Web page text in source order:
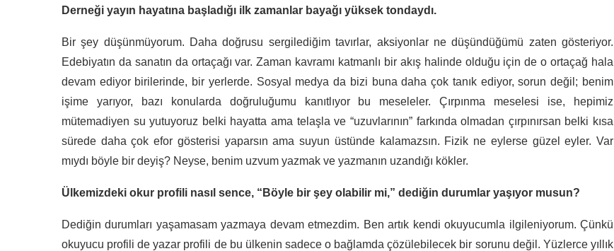
Derneği yayın hayatına başladığı ilk zamanlar bayağı yüksek tondaydı.
Bir şey düşünmüyorum. Daha doğrusu sergilediğim tavırlar, aksiyonlar ne düşündüğümü zaten gösteriyor.
Edebiyatın da sanatın da ortaçağı var. Zaman kavramı katmanlı bir akış halinde olduğu için de o ortaçağ hala
devam ediyor birilerinde, bir yerlerde. Sosyal medya da bizi buna daha çok tanık ediyor, sorun değil; benim
işime yarıyor, bazı konularda doğruluğumu kanıtlıyor bu meseleler. Çırpınma meselesi ise, hepimiz
mütemadiyen su yutuyoruz belki hayatta ama telaşla ve “uzuvlarının” farkında olmadan çırpınırsan belki kısa
sürede daha çok efor gösterisi yaparsın ama suyun üstünde kalamazsın. Fizik ne eylerse güzel eyler. Var
mıydı böyle bir deyiş? Neyse, benim uzvum yazmak ve yazmanın uzandığı kökler.
Ülkemizdeki okur profili nasıl sence, “Böyle bir şey olabilir mi,” dediğin durumlar yaşıyor musun?
Dediğin durumları yaşamasam yazmaya devam etmezdim. Ben artık kendi okuyucumla ilgileniyorum. Çünkü
okuyucu profili de yazar profili de bu ülkenin sadece o bağlamda çözülebilecek bir sorunu değil. Yüzlerce yıllık